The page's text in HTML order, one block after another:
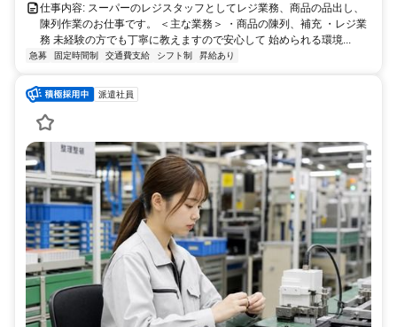
仕事内容: スーパーのレジスタッフとしてレジ業務、商品の品出し、
陳列作業のお仕事です。 ＜主な業務＞ ・商品の陳列、補充 ・レジ業
務 未経験の方でも丁寧に教えますので安心して 始められる環境...
急募 固定時間制 交通費支給 シフト制 昇給あり
派遣社員